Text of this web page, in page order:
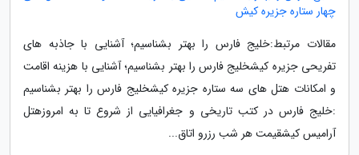
چهار ستاره جزیره کیش
مقالات مرتبط:خلیج فارس را بهتر بشناسیم؛ آشنایی با جاذبه های
تفریحی جزیره کیشخلیج فارس را بهتر بشناسیم؛ آشنایی با هزینه اقامت
و امکانات هتل های سه ستاره جزیره کیشخلیج فارس را بهتر بشناسیم
:خلیج فارس در کتب تاریخی و جغرافیایی از شروع تا به امروزهتل
آرامیس کیشقیمت هر شب رزرو اتاق...